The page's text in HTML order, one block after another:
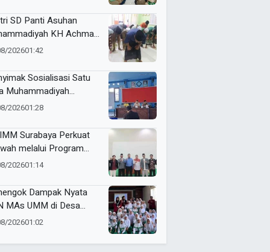
SD Panti Asuhan
KH Achmad
Ikuti Praktik Salat
202601:42
Sosialisasi Satu
Muhammadiyah
PRM se-Cabang
202601:28
Surabaya Perkuat
melalui Program
Subuh
202601:14
Dampak Nyata
MAs UMM di Desa
202601:02